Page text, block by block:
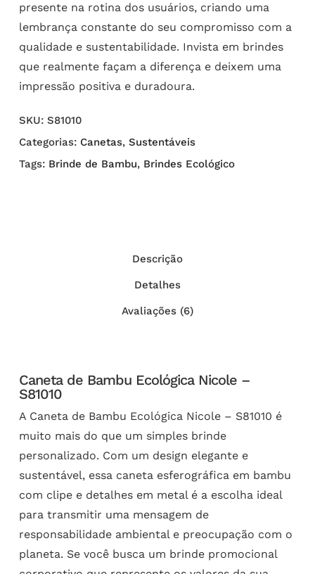
presente na rotina dos usuários, criando uma
lembrança constante do seu compromisso com a
qualidade e sustentabilidade. Invista em brindes
que realmente façam a diferença e deixem uma
impressão positiva e duradoura.
SKU: S81010
Categorias: Canetas, Sustentáveis
Tags: Brinde de Bambu, Brindes Ecológico
Descrição
Detalhes
Avaliações (6)
Caneta de Bambu Ecológica Nicole –
S81010
A Caneta de Bambu Ecológica Nicole – S81010 é
muito mais do que um simples brinde
personalizado. Com um design elegante e
sustentável, essa caneta esferográfica em bambu
com clipe e detalhes em metal é a escolha ideal
para transmitir uma mensagem de
responsabilidade ambiental e preocupação com o
planeta. Se você busca um brinde promocional